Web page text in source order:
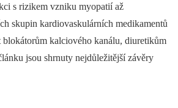
s rizikem vzniku myopatií až
skupin kardiovaskulárních medikamentů
blokátorům kalciového kanálu, diuretikům
jsou shrnuty nejdůležitější závěry